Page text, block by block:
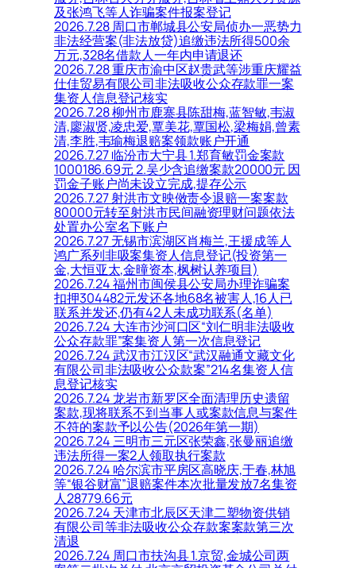
及张鸿飞等人诈骗案件报案登记
2026.7.28 周口市郸城县公安局侦办一恶势力
非法经营案(非法放贷)追缴违法所得500余
万元,328名借款人一年内申请退还
2026.7.28 重庆市渝中区赵贵武等涉重庆耀益
仕佳贸易有限公司非法吸收公众存款罪一案
集资人信息登记核实
2026.7.28 柳州市鹿寨县陈甜梅,蓝智敏,韦淑
清,廖淑贤,凌忠爱,覃美花,覃国松,梁梅娟,曾素
清,李胜,韦瑜梅退赔案领款账户开通
2026.7.27 临汾市大宁县 1.郑育敏罚金案款
1000186.69元 2.吴少含追缴案款20000元 因
罚金子账户尚未设立完成,提存公示
2026.7.27 射洪市文映傚责令退赔一案案款
80000元转至射洪市民间融资理财问题依法
处置办公室名下账户
2026.7.27 无锡市滨湖区肖梅兰,王援成等人
鸿广系列非吸案集资人信息登记(投资第一
金,大恒亚太,金曈资本,枫树认养项目)
2026.7.24 福州市闽侯县公安局办理诈骗案
扣押304482元发还各地68名被害人,16人已
联系并发还,仍有42人未成功联系(名单)
2026.7.24 大连市沙河口区“刘仁明非法吸收
公众存款罪”案集资人第一次信息登记
2026.7.24 武汉市江汉区“武汉融通文藏文化
有限公司非法吸收公众款案”214名集资人信
息登记核实
2026.7.24 龙岩市新罗区全面清理历史遗留
案款,现将联系不到当事人或案款信息与案件
不符的案款予以公告(2026年第一期)
2026.7.24 三明市三元区张荣鑫,张曼丽追缴
违法所得一案2人领取执行案款
2026.7.24 哈尔滨市平房区高晓庆,于春,林旭
等“银谷财富”退赔案件本次批量发放7名集资
人28779.66元
2026.7.24 天津市北辰区天津二塑物资供销
有限公司等非法吸收公众存款案案款第三次
清退
2026.7.24 周口市扶沟县 1.京贸,金城公司两